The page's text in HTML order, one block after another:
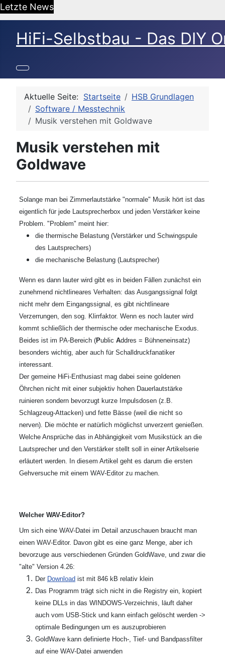
Letzte News
HiFi-Selbstbau - Das DIY
Aktuelle Seite: Startseite
HSB Grundlagen
Software / Messtechnik
Musik verstehen mit Goldwave
Musik verstehen mit
Goldwave
Solange man bei Zimmerlautstärke "normale" Musik hört ist das
eigentlich für jede Lautsprecherbox und jeden Verstärker keine
Problem. "Problem" meint hier:
die thermische Belastung (Verstärker und Schwingspule
des Lautsprechers)
die mechanische Belastung (Lautsprecher)
Wenn es dann lauter wird gibt es in beiden Fällen zunächst ein
zunehmend nichtlineares Verhalten: das Ausgangssignal folgt
nicht mehr dem Eingangssignal, es gibt nichtlineare
Verzerrungen, den sog. Klirrfaktor. Wenn es noch lauter wird
kommt schließlich der thermische oder mechanische Exodus.
Beides ist im PA-Bereich (Public Addres = Bühneneinsatz)
besonders wichtig, aber auch für Schalldruckfanatiker
interessant.
Der gemeine HiFi-Enthusiast mag dabei seine goldenen
Öhrchen nicht mit einer subjektiv hohen Dauerlautstärke
ruinieren sondern bevorzugt kurze Impulsdosen (z.B.
Schlagzeug-Attacken) und fette Bässe (weil die nicht so
nerven). Die möchte er natürlich möglichst unverzerrt genießen.
Welche Ansprüche das in Abhängigkeit vom Musikstück an die
Lautsprecher und den Verstärker stellt soll in einer Artikelserie
erläutert werden. In diesem Artikel geht es darum die ersten
Gehversuche mit einem WAV-Editor zu machen.
Welcher WAV-Editor?
Um sich eine WAV-Datei im Detail anzuschauen braucht man
einen WAV-Editor. Davon gibt es eine ganz Menge, aber ich
bevorzuge aus verschiedenen Gründen GoldWave, und zwar die
"alte" Version 4.26:
Der Download ist mit 846 kB relativ klein
Das Programm trägt sich nicht in die Registry ein, kopiert
keine DLLs in das WINDOWS-Verzeichnis, läuft daher
auch vom USB-Stick und kann einfach gelöscht werden ->
optimale Bedingungen um es auszuprobieren
GoldWave kann definierte Hoch-, Tief- und Bandpassfilter
auf eine WAV-Datei anwenden